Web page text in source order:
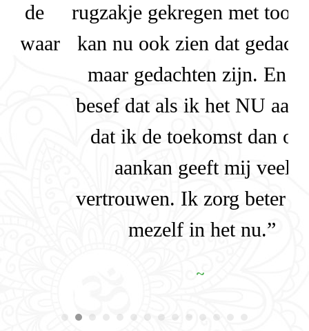
rugzakje gekregen met tools. Ik
kan nu ook zien dat gedachten
maar gedachten zijn. En het
besef dat als ik het NU aankan
dat ik de toekomst dan ook
aankan geeft mij veel
vertrouwen. Ik zorg beter voor
mezelf in het nu.”